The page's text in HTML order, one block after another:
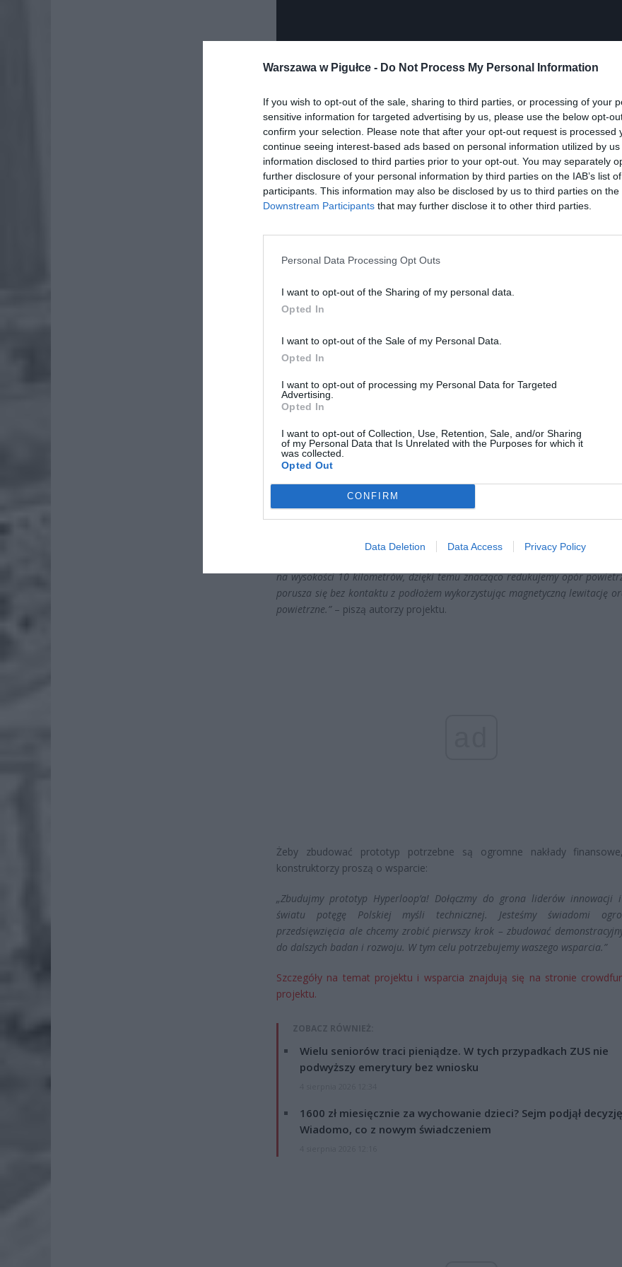
Warszawa w Pigułce - Do Not Process My Personal Information
If you wish to opt-out of the sale, sharing to third parties, or processing of your
sensitive information for targeted advertising by us, please use the below opt-
confirm your selection. Please note that after your opt-out request is processed
continue seeing interest-based ads based on personal information utilized by
information disclosed to third parties prior to your opt-out. You may separately
further disclosure of your personal information by third parties on the IAB’s list
participants. This information may also be disclosed by us to third parties on the
Downstream Participants that may further disclose it to other third parties.
Personal Data Processing Opt Outs
I want to opt-out of the Sharing of my personal data.
Opted In
I want to opt-out of the Sale of my Personal Data.
Opted In
I want to opt-out of processing my Personal Data for Targeted
Advertising.
Opted In
I want to opt-out of Collection, Use, Retention, Sale, and/or Sharing
of my Personal Data that Is Unrelated with the Purposes for which it
was collected.
Opted Out
CONFIRM
Data Deletion Data Access Privacy Policy
ZOBACZ RÓWNIEŻ:
Lidl przecenił hit do kuchni. Air fryer tańszy aż o 150 zł, a to
początek
Pieniądze dla milionów polskich rodzin. ZUS wypłacił już 173 mln
Wnioski wciąż można składać
Dzięki Hyperloop podróz z Krakowa do Gdańska trwałaby zaledwie 35
na wysokości 10 kilometrów, dzięki temu znacząco redukujemy opór
porusza się bez kontaktu z podłożem wykorzystując magnetyczną lewitację
powietrzne.”– piszą autorzy projektu.
Żeby zbudować prototyp potrzebne są ogromne nakłady
konstruktorzy proszą o wsparcie:
„Zbudujmy prototyp Hyperloop’a! Dołączmy do grona liderów innowacji
światu potęgę Polskiej myśli technicznej. Jesteśmy świadomi
przedsięwzięcia ale chcemy zrobić pierwszy krok – zbudować
do dalszych badan i rozwoju. W tym celu potrzebujemy waszego wsparcia.”
Szczegóły na temat projektu i wsparcia znajdują się na stronie
projektu.
ZOBACZ RÓWNIEŻ:
Wielu seniorów traci pieniądze. W tych przypadkach ZUS nie
podwyższy emerytury bez wniosku
1600 zł miesięcznie za wychowanie dzieci? Sejm podjął
Wiadomo, co z nowym świadczeniem